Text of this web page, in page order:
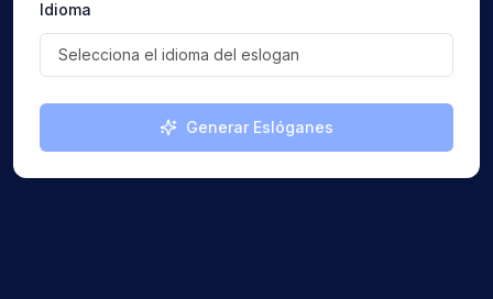
Idioma
Selecciona el idioma del eslogan
Generar Eslóganes